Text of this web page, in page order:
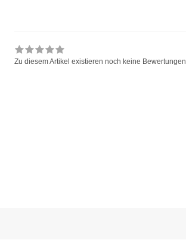
Zu diesem Artikel existieren noch keine Bewertungen